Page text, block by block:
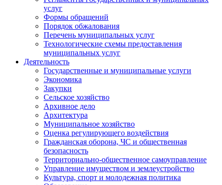
услуг
Формы обращений
Порядок обжалования
Перечень муниципальных услуг
Технологические схемы предоставления
муниципальных услуг
Деятельность
Государственные и муниципальные услуги
Экономика
Закупки
Сельское хозяйство
Архивное дело
Архитектура
Муниципальное хозяйство
Оценка регулирующего воздействия
Гражданская оборона, ЧС и общественная
безопасность
Территориально-общественное самоуправление
Управление имуществом и землеустройство
Культура, спорт и молодежная политика